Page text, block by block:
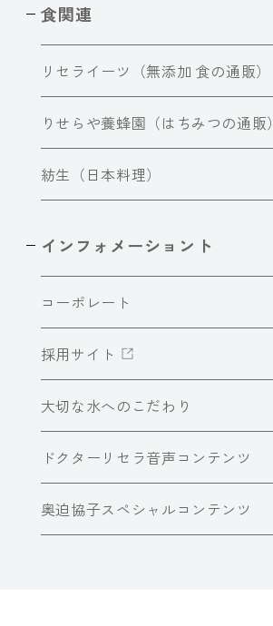
食関連
リセライーツ（無添加 食の通販）
りせらや養蜂園（はちみつの通販）
紡生（日本料理）
インフォメーショント
コーポレート
採用サイト
大切な水へのこだわり
ドクターリセラ音声コンテンツ
奥迫協子スペシャルコンテンツ